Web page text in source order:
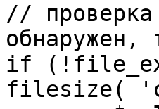
// проверка
обнаружен,
if
filesize(